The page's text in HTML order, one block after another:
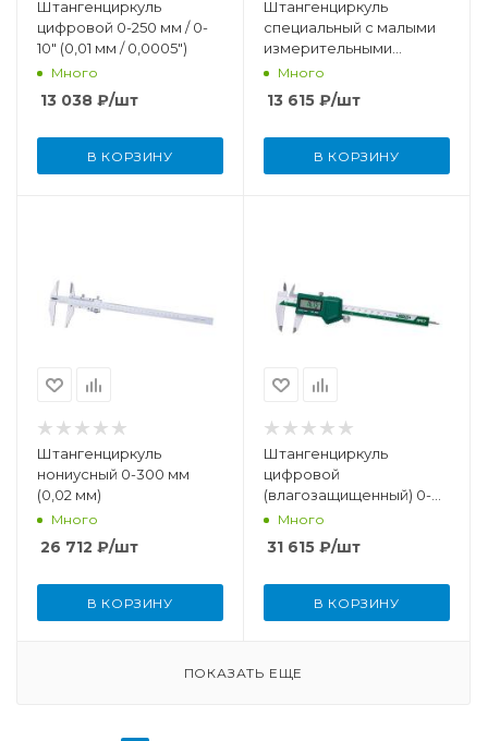
Штангенциркуль
цифровой 0-250 мм / 0-
10" (0,01 мм / 0,0005")
Много
13 038 ₽/шт
В КОРЗИНУ
Штангенциркуль
специальный с малыми
измерительными
губками, цифровой 0-150
Много
13 615 ₽/шт
В КОРЗИНУ
Штангенциркуль
нониусный 0-300 мм
(0,02 мм)
Много
26 712 ₽/шт
В КОРЗИНУ
Штангенциркуль
цифровой
(влагозащищенный) 0-
300 мм (0,01 мм)
Много
31 615 ₽/шт
В КОРЗИНУ
ПОКАЗАТЬ ЕЩЕ